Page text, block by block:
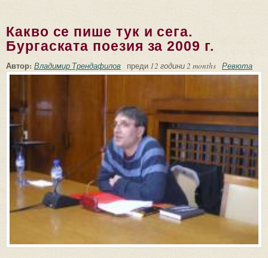
Какво се пише тук и сега.
Бургаската поезия за 2009 г.
Автор: Владимир Трендафилов преди 12 години 2 months Ревюта